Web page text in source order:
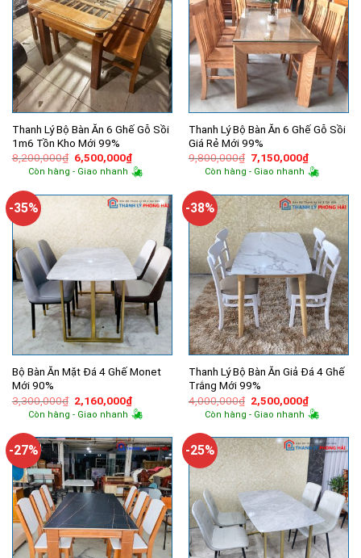
Thanh Lý Bộ Bàn Ăn 6 Ghế Gỗ Sồi
1m6 Tồn Kho Mới 99%
8,200,000₫ Giá
gốc
là:
6,500,000₫Giá
hiện
tại
6,500,000₫.
Còn hàng - Giao nhanh
Thanh Lý Bộ Bàn Ăn 6 Ghế Gỗ Sồi
Giá Rẻ Mới 99%
9,800,000₫ Giá
gốc
là:
7,150,000₫Giá
hiện
tại
Còn hàng - Giao nhanh
-35%
Bộ Bàn Ăn Mặt Đá 4 Ghế Monet
Mới 90%
3,300,000₫ Giá
gốc
là:
2,160,000₫Giá
hiện
tại
2,160,000₫.
Còn hàng - Giao nhanh
-38%
Thanh Lý Bộ Bàn Ăn Giả Đá 4 Ghế
Trắng Mới 99%
4,000,000₫ Giá
gốc
là:
2,500,000₫Giá
hiện
tại
Còn hàng - Giao nhanh
-27% -25%